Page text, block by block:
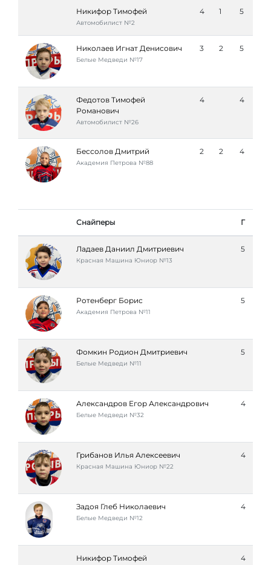
Никифор Тимофей
Автомобилист №2
4 1 5
Николаев Игнат Денисович
Белые Медведи №17
3 2 5
Федотов Тимофей
Романович
Автомобилист №26
4 4
Бессолов Дмитрий
Академия Петровa №88
2 2 4
Снайперы Г
Ладаев Даниил Дмитриевич
Красная Машина Юниор №13
5
Ротенберг Борис
Академия Петровa №11
5
Фомкин Родион Дмитриевич
Белые Медведи №11
5
Александров Егор Александрович
Белые Медведи №32
4
Грибанов Илья Алексеевич
Красная Машина Юниор №22
4
Задоя Глеб Николаевич
Белые Медведи №12
4
Никифор Тимофей 4